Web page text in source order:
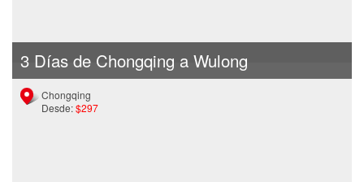
3 Días de Chongqing a Wulong
Chongqing
Desde:$297